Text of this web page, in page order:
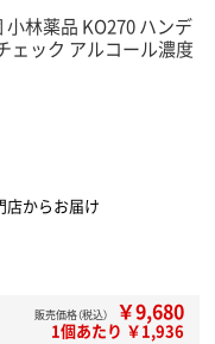
林薬品 KO270 ハンデ
ェック アルコール濃度
店からお届け
販売価格（税込） ￥9,680
1個あたり ￥1,936